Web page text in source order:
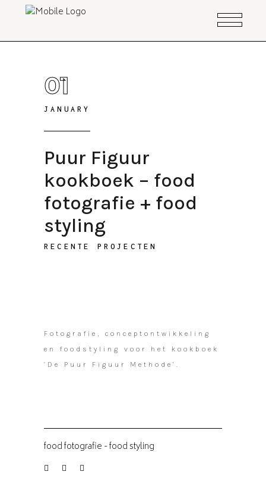
01
JANUARY
Puur Figuur
kookboek – food
fotografie + food
styling
RECENTE PROJECTEN
Fotografie, conceptontwikkeling
en foodstyling voor het kookboek
‘De Puur Figuur Methode’.
food fotografie -food styling